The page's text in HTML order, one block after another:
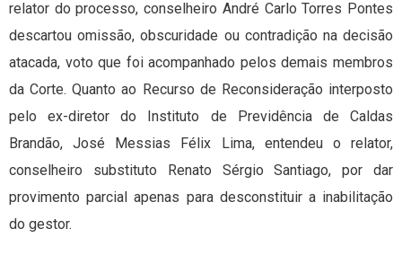
relator do processo, conselheiro André Carlo Torres Pontes
descartou omissão, obscuridade ou contradição na decisão
atacada, voto que foi acompanhado pelos demais membros
da Corte. Quanto ao Recurso de Reconsideração interposto
pelo ex-diretor do Instituto de Previdência de Caldas
Brandão, José Messias Félix Lima, entendeu o relator,
conselheiro substituto Renato Sérgio Santiago, por dar
provimento parcial apenas para desconstituir a inabilitação
do gestor.